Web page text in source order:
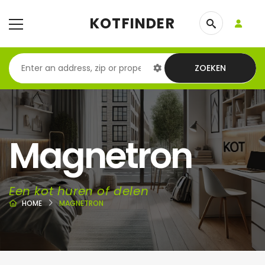
KOTFINDER
ZOEKEN
Magnetron
Een kot huren of delen
HOME MAGNETRON